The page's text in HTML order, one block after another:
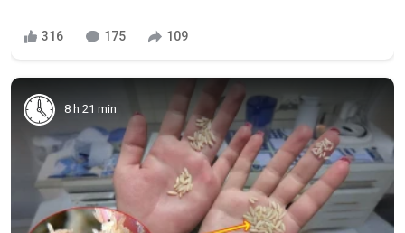
316 175 109
8 h 21 min